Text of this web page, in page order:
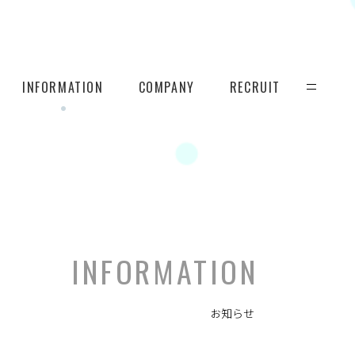
INFORMATION COMPANY RECRUIT
INFORMATION
お知らせ